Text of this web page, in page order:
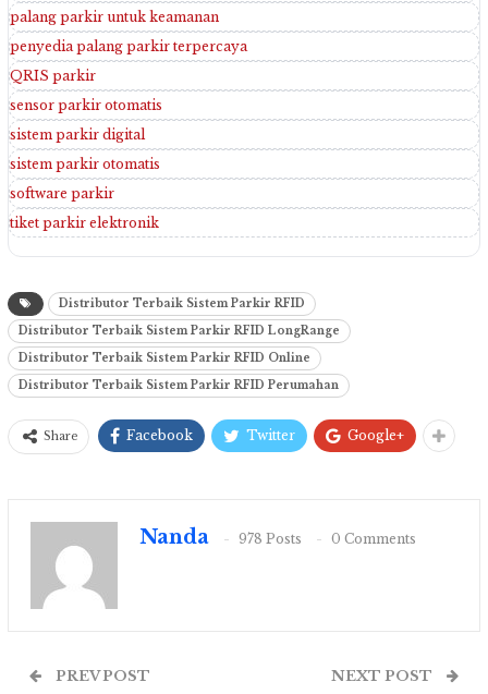
palang parkir untuk keamanan
penyedia palang parkir terpercaya
QRIS parkir
sensor parkir otomatis
sistem parkir digital
sistem parkir otomatis
software parkir
tiket parkir elektronik
Distributor Terbaik Sistem Parkir RFID
Distributor Terbaik Sistem Parkir RFID LongRange
Distributor Terbaik Sistem Parkir RFID Online
Distributor Terbaik Sistem Parkir RFID Perumahan
Share Facebook Twitter Google+
Nanda 978 Posts 0 Comments
PREV POST NEXT POST